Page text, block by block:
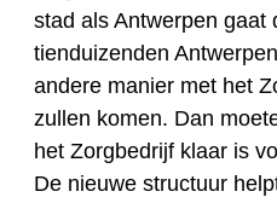
stad als Antwerpen gaat
tienduizenden
andere manier met het
zullen komen. Dan
het Zorgbedrijf klaar is
De nieuwe structuur